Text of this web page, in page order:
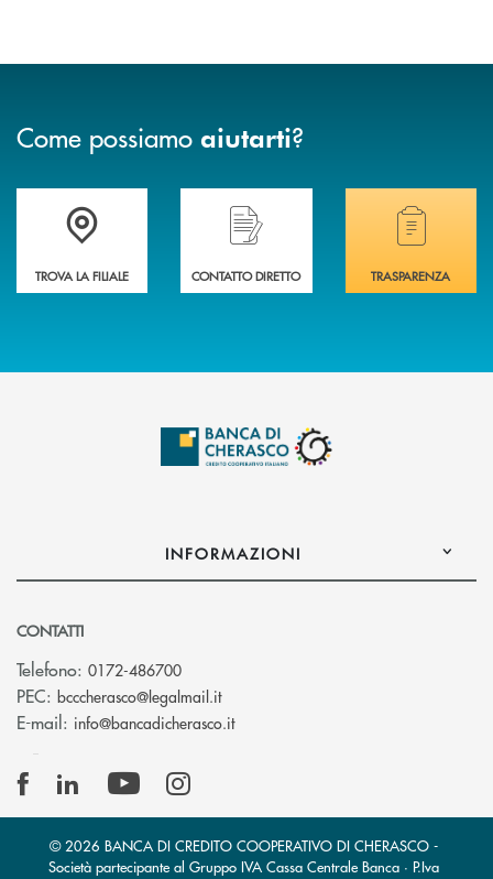
Come possiamo aiutarti?
Accedi all' elenco completo delle filiali .
TROVA LA FILIALE
Hai bisogno di assistenza immediata?
CONTATTO DIRETTO
Hai bisogno di
TRASPARENZA
INFORMAZIONI
CONTATTI
Telefono: 0172-486700
PEC: bcccherasco@legalmail.it(si apre l’app di posta elettronica)
E-mail: info@bancadicherasco.it(si apre l’app di posta elettronica)
© 2026 BANCA DI CREDITO COOPERATIVO DI CHERASCO -
Società partecipante al Gruppo IVA Cassa Centrale Banca · P.Iva